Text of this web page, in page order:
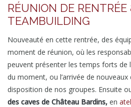
RÉUNION DE RENTRÉE
TEAMBUILDING
Nouveauté en cette rentrée, des
moment de réunion, où les
peuvent présenter les temps forts de
du moment, ou l’arrivée de
disposition de nos groupes. Ensuite
des caves de Château Bardins, en